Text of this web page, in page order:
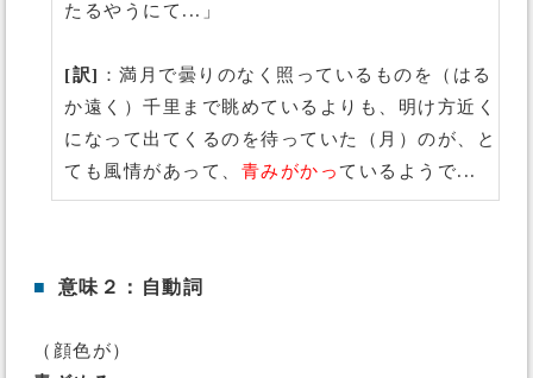
たるやうにて...」
[訳] ：満月で曇りのなく照っているものを（はる
か遠く）千里まで眺めているよりも、明け方近く
になって出てくるのを待っていた（月）のが、と
ても風情があって、 青みがかっているようで...
■ 意味２：自動詞
（顔色が）